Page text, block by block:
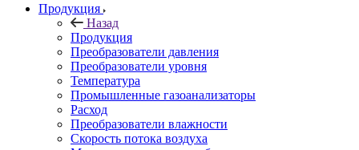
Продукция
Назад
Продукция
Преобразователи давления
Преобразователи уровня
Температура
Промышленные газоанализаторы
Расход
Преобразователи влажности
Скорость потока воздуха